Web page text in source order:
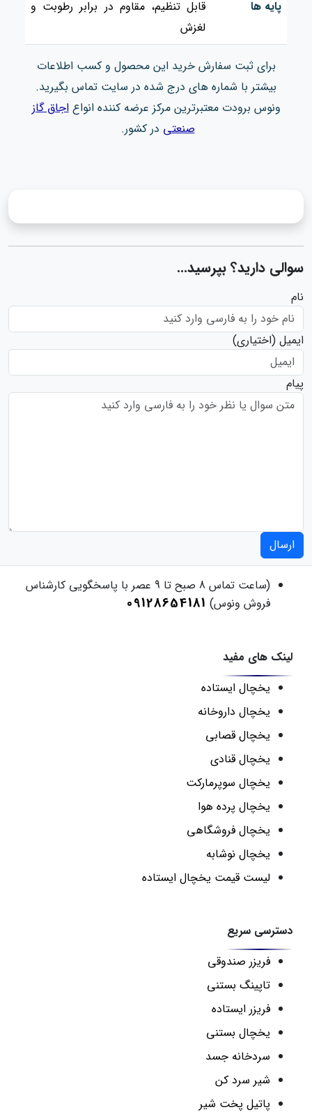
پایه‌ ها
قابل تنظیم، مقاوم در برابر رطوبت و
لغزش
برای ثبت سفارش خرید این محصول و کسب اطلاعات
بیشتر با شماره های درج شده در سایت تماس بگیرید.
ونوس برودت معتبرترین مرکز عرضه کننده انواعاجاق گاز
صنعتی در کشور.
سوالی دارید؟ بپرسید...
نام
ایمیل (اختیاری)
پیام
ارسال
(ساعت تماس 8 صبح تا 9 عصر با پاسخگویی کارشناس
فروش ونوس) 09128654181
لینک های مفید
یخچال ایستاده
یخچال داروخانه
یخچال قصابی
یخچال قنادی
یخچال سوپرمارکت
یخچال پرده هوا
یخچال فروشگاهی
یخچال نوشابه
لیست قیمت یخچال ایستاده
دسترسی سریع
فریزر صندوقی
تاپینگ بستنی
فریزر ایستاده
یخچال بستنی
سردخانه جسد
شیر سرد کن
پاتیل پخت شیر